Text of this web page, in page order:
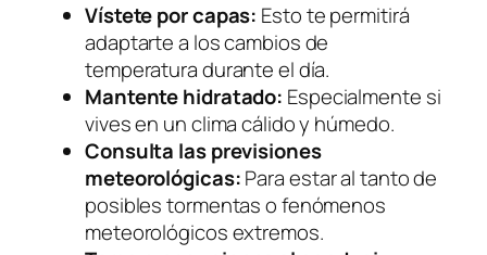
Vístete por capas: Esto te permitirá
adaptarte a los cambios de
temperatura durante el día.
Mantente hidratado: Especialmente si
vives en un clima cálido y húmedo.
Consulta las previsiones
meteorológicas:Para estar al tanto de
posibles tormentas o fenómenos
meteorológicos extremos.